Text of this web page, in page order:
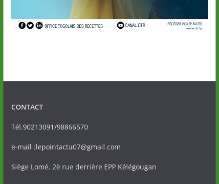
CONTACT
Tél.90213091/98866570
e-mail :lepointactu07@gmail.com
Siège Lomé, 2è rue derrière EPP Kélégougan